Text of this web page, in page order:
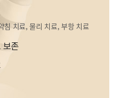
침 치료, 물리 치료, 부항 치료
보존